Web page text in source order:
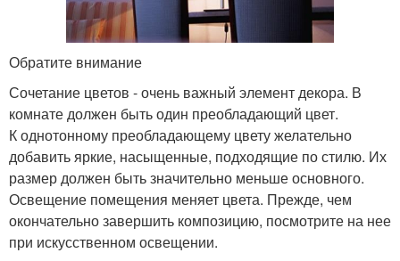
Обратите внимание
Сочетание цветов - очень важный элемент декора. В
комнате должен быть один преобладающий цвет.
К однотонному преобладающему цвету желательно
добавить яркие, насыщенные, подходящие по стилю. Их
размер должен быть значительно меньше основного.
Освещение помещения меняет цвета. Прежде, чем
окончательно завершить композицию, посмотрите на нее
при искусственном освещении.